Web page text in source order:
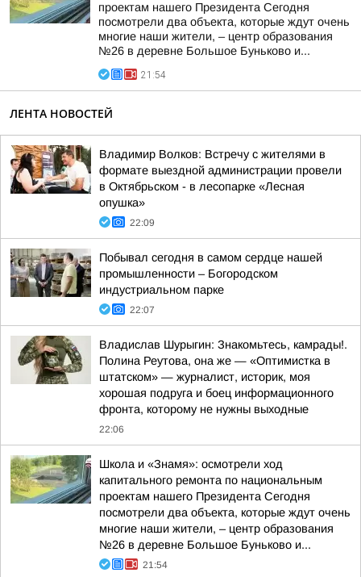
проектам нашего Президента Сегодня
посмотрели два объекта, которые ждут очень
многие наши жители, – центр образования
№26 в деревне Большое Буньково и...
21:54
ЛЕНТА НОВОСТЕЙ
Владимир Волков: Встречу с жителями в
формате выездной администрации провели
в Октябрьском - в лесопарке «Лесная
опушка»
22:09
Побывал сегодня в самом сердце нашей
промышленности – Богородском
индустриальном парке
22:07
Владислав Шурыгин: Знакомьтесь, камрады!.
Полина Реутова, она же — «Оптимистка в
штатском» — журналист, историк, моя
хорошая подруга и боец информационного
фронта, которому не нужны выходные
22:06
Школа и «Знамя»: осмотрели ход
капитального ремонта по национальным
проектам нашего Президента Сегодня
посмотрели два объекта, которые ждут очень
многие наши жители, – центр образования
№26 в деревне Большое Буньково и...
21:54